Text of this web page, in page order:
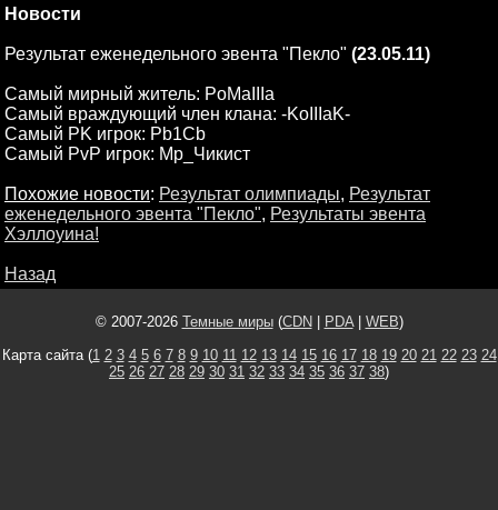
Новости
Результат еженедельного эвента "Пекло" (23.05.11)
Самый мирный житель: PoMaIIIa
Самый враждующий член клана: -KoIIIaK-
Самый PK игрок: Pb1Cb
Самый PvP игрок: Мр_Чикист
Похожие новости: Результат олимпиады, Результат
еженедельного эвента "Пекло", Результаты эвента
Хэллоуина!
Назад
© 2007-2026 Темные миры(CDN PDA| WEB)
Карта сайта (1 2 3 4 5 6 7 8 9 10 11 12 13 14 15 16 17 18 19 20 21 22 23 24
25 26 27 28 29 30 31 32 33 34 35 36 37 38)